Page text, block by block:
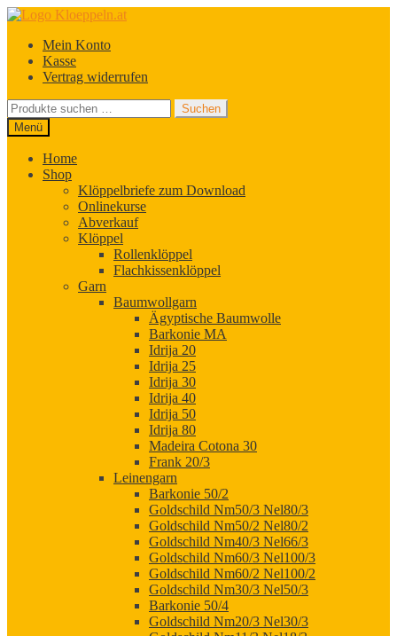
Zur
springen
Zum
springenMein Konto
Kasse
Vertrag widerrufen
Suchen
nach:
Suchen
Menü
Home
Shop
Klöppelbriefe zum Download
Onlinekurse
Abverkauf
Klöppel
Rollenklöppel
Flachkissenklöppel
Garn
Baumwollgarn
Ägyptische Baumwolle
Barkonie MA
Idrija 20
Idrija 25
Idrija 30
Idrija 40
Idrija 50
Idrija 80
Madeira Cotona 30
Frank 20/3
Leinengarn
Barkonie 50/2
Goldschild Nm50/3 Nel80/3
Goldschild Nm50/2 Nel80/2
Goldschild Nm40/3 Nel66/3
Goldschild Nm60/3 Nel100/3
Goldschild Nm60/2 Nel100/2
Goldschild Nm30/3 Nel50/3
Barkonie 50/4
Goldschild Nm20/3 Nel30/3